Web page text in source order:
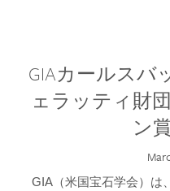
GIAカールスバ
ェラッティ財
ン
GIA（米国宝石学会）は